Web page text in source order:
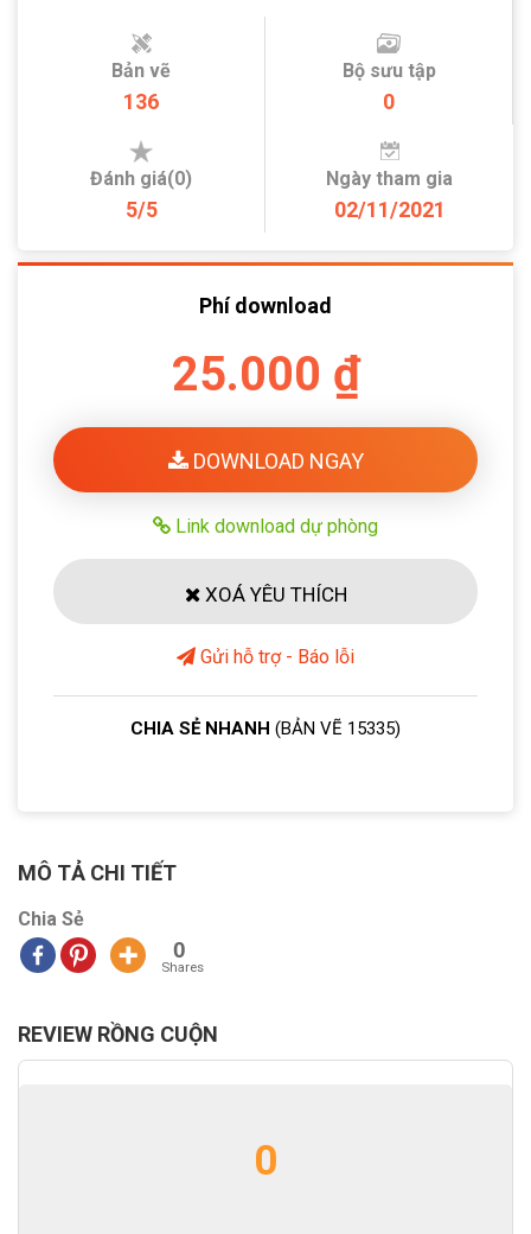
Bản vẽ
136
Bộ sưu tập
0
Đánh giá(0)
5/5
Ngày tham gia
02/11/2021
Phí download
25.000 ₫
DOWNLOAD NGAY
Link download dự phòng
XOÁ YÊU THÍCH
Gửi hỗ trợ - Báo lỗi
CHIA SẺ NHANH (BẢN VẼ 15335)
MÔ TẢ CHI TIẾT
Chia Sẻ
0
Shares
REVIEW RỒNG CUỘN
0